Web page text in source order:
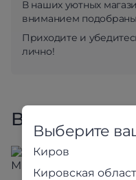
В наших уютных
вниманием
Приходите и
лично!
Все товары
Выберите
Киров
Кировская